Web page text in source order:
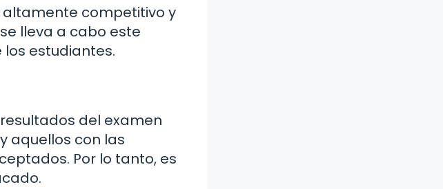
altamente competitivo y
lleva a cabo este
estudiantes.
del examen
aquellos con las
Por lo tanto, es